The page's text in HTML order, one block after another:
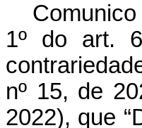
1º do art.
nº 15, de
2022), que